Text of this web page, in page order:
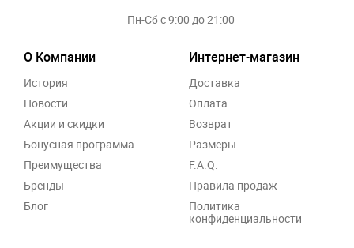
Пн-Сб с 9:00 до 21:00
О Компании
История
Новости
Акции и скидки
Бонусная программа
Преимущества
Бренды
Блог
Интернет-магазин
Доставка
Оплата
Возврат
Размеры
F.A.Q.
Правила продаж
Политика
конфиденциальности